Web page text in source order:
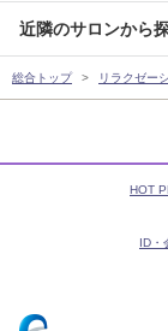
近隣のサロンから
総合トップ リラクゼー
HOT
ID・